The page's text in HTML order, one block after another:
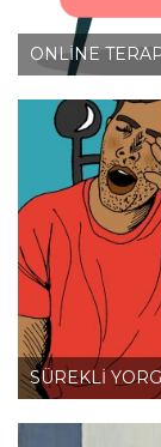
ONLİNE
SÜREKLİ